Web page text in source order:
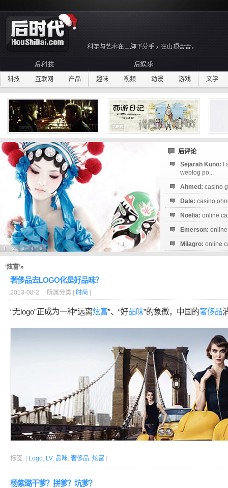
科技 互联网 产品 趣味 视频 动漫 游戏 文学
后评论
Sejarah Kuno:
weblog po...
Ahmed: casino
Dale: casino
Noelia: online
Emerson:
Milagro: online
‘炫富’»
奢侈品去LOGO化是好品味？
2013-08-2 | 所属分类 [ 时尚 ]
“无logo”正成为一种“远离炫富”、“好品味”的象徵，中国的奢侈品
标签: [ Logo, LV, 品味, 奢侈品, 炫富 ]
杨紫璐干爹？拼爹？坑爹？